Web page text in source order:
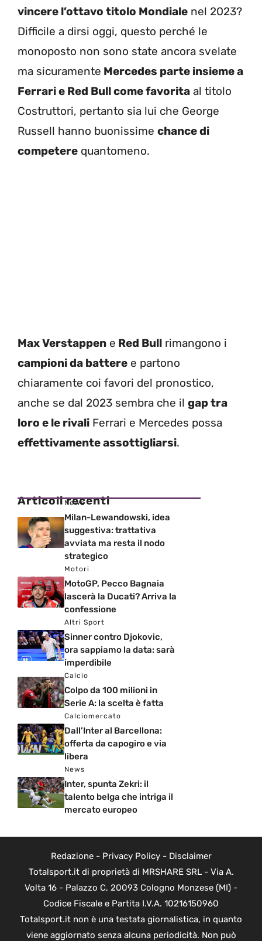
vincere l’ottavo titolo Mondiale nel 2023?
Difficile a dirsi oggi, questo perché le
monoposto non sono state ancora svelate
ma sicuramente Mercedes parte insieme a
Ferrari e Red Bull come favorita al titolo
Costruttori, pertanto sia lui che George
Russell hanno buonissime chance di
competere quantomeno.
Max Verstappen e Red Bull rimangono i
campioni da battere e partono
chiaramente coi favori del pronostico,
anche se dal 2023 sembra che il gap tra
loro e le rivali Ferrari e Mercedes possa
effettivamente assottigliarsi.
Articoli recenti
News
Milan-Lewandowski, idea
suggestiva: trattativa
avviata ma resta il nodo
strategico
Motori
MotoGP, Pecco Bagnaia
lascerà la Ducati? Arriva la
confessione
Altri Sport
Sinner contro Djokovic,
ora sappiamo la data: sarà
imperdibile
Calcio
Colpo da 100 milioni in
Serie A: la scelta è fatta
Calciomercato
Dall’Inter al Barcellona:
offerta da capogiro e via
libera
News
Inter, spunta Zekri: il
talento belga che intriga il
mercato europeo
Redazione- Privacy Policy- Disclaimer
Totalsport.it di proprietà di MRSHARE SRL - Via A.
Volta 16 - Palazzo C, 20093 Cologno Monzese (MI) -
Codice Fiscale e Partita I.V.A. 10216150960
Totalsport.it non è una testata giornalistica, in quanto
viene aggiornato senza alcuna periodicità. Non può